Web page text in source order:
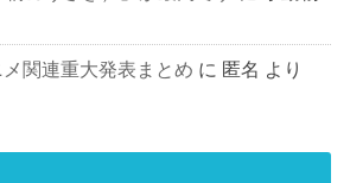
メ関連重大発表まとめ に 匿名 より